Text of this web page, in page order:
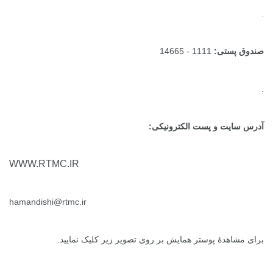
1111 - 14665
و پست الکترونیکی:
WWW.RTMC.IR
hamandishi@rtmc.ir
پوستر همایش بر روی تصویر زیر کلیک نمایید.